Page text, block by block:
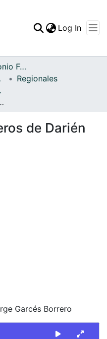
Statistics
Log In
Archivo del Patrimonio Fotográfico y Fílmico del Valle del Cauca
Regionales
de Darién
de Darién
Garcés Borrero